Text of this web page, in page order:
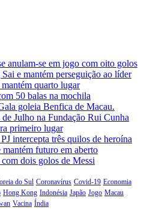
anulam-se em jogo com oito golos
e mantém perseguição ao líder
quarto lugar
50 balas na mochila
goleia Benfica de Macau.
Julho na Fundação Rui Cunha
primeiro lugar
intercepta três quilos de heroína
futuro em aberto
dois golos de Messi
do Sul Coronavírus Covid-19 Economia
Hong Kong Indonésia Japão Jogo Macau
Vacina Índia